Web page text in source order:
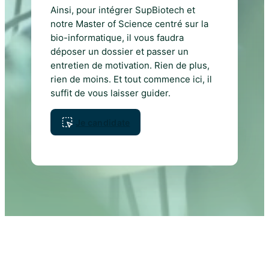
Ainsi, pour intégrer SupBiotech et
notre Master of Science centré sur la
bio-informatique, il vous faudra
déposer un dossier et passer un
entretien de motivation. Rien de plus,
rien de moins. Et tout commence ici, il
suffit de vous laisser guider.